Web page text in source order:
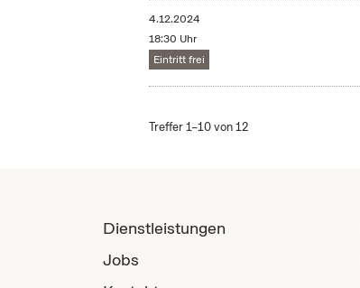
4.12.2024
18:30 Uhr
Eintritt frei
Treffer 1–10 von 12
Dienstleistungen
Jobs